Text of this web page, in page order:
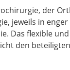
der
jeweils in
Das flexible
den